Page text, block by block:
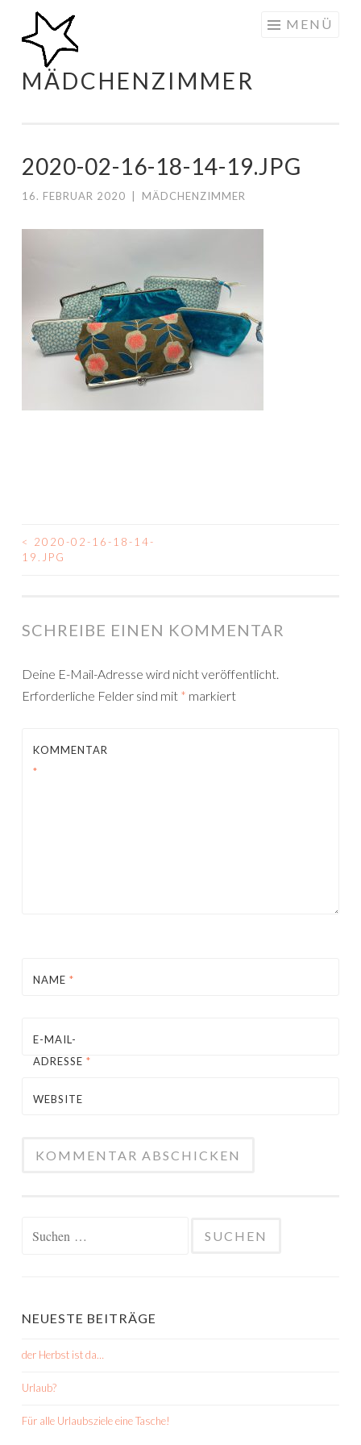
Zum
Inhalt
springen
MÄDCHENZIMMER
MENÜ
2020-02-16-18-14-19.JPG
16. FEBRUAR 2020 MÄDCHENZIMMER
BEITRAGSNAVIGATION
<
2020-02-16-18-14-
19.JPG
SCHREIBE EINEN KOMMENTAR
Deine E-Mail-Adresse wird nicht veröffentlicht.
Erforderliche Felder sind mit * markiert
KOMMENTAR
*
NAME *
E-MAIL-
ADRESSE *
WEBSITE
NEUESTE BEITRÄGE
der Herbst ist da…
Urlaub?
Für alle Urlaubsziele eine Tasche!